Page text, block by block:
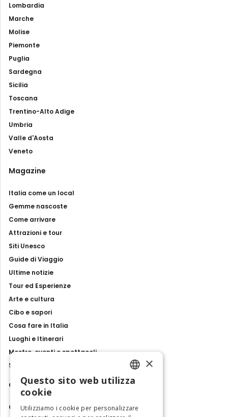
Lombardia
Marche
Molise
Piemonte
Puglia
Sardegna
Sicilia
Toscana
Trentino-Alto Adige
Umbria
Valle d'Aosta
Veneto
Magazine
Italia come un local
Gemme nascoste
Come arrivare
Attrazioni e tour
Siti Unesco
Guide di Viaggio
Ultime notizie
Tour ed Esperienze
Arte e cultura
Cibo e sapori
Cosa fare in Italia
Luoghi e Itinerari
Mostre, eventi e spettacoli
Storie e tradizioni
Contatti
Chi siamo
ENGLISH
ITALIAN
×
Questo sito web utilizza
cookie
Utilizziamo i cookie per personalizzare